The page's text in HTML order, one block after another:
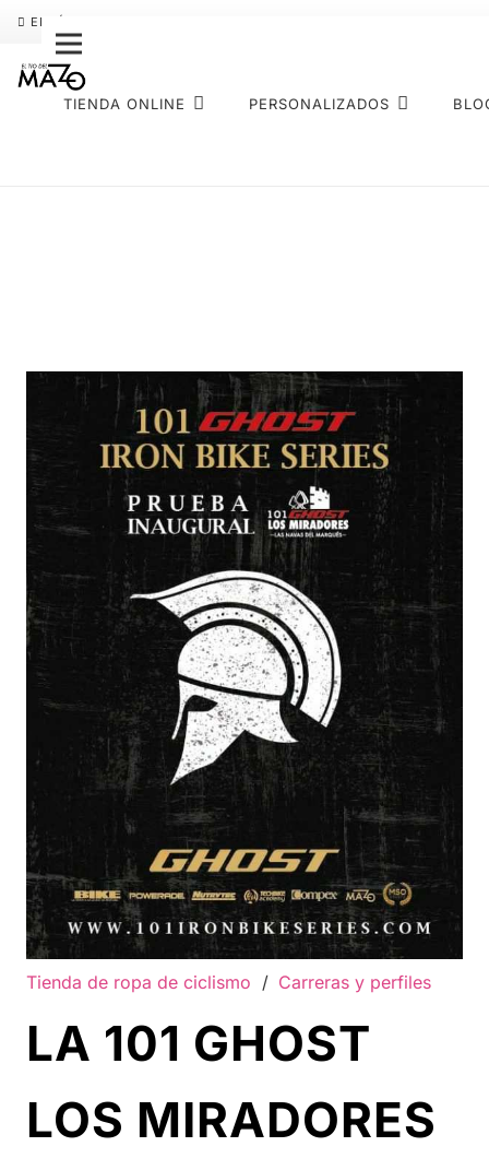
ENVÍO GRATIS
TIENDA ONLINE PERSONALIZADOS
Tienda de ropa de ciclismo / Carreras y perfiles
LA 101 GHOST
LOS MIRADORES